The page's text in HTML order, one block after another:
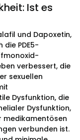
Ist es
und Dapoxetin,
PDE5-
verbessert, die
sexuellen
Dysfunktion, die
Dysfunktion,
medikamentösen
verbunden ist.